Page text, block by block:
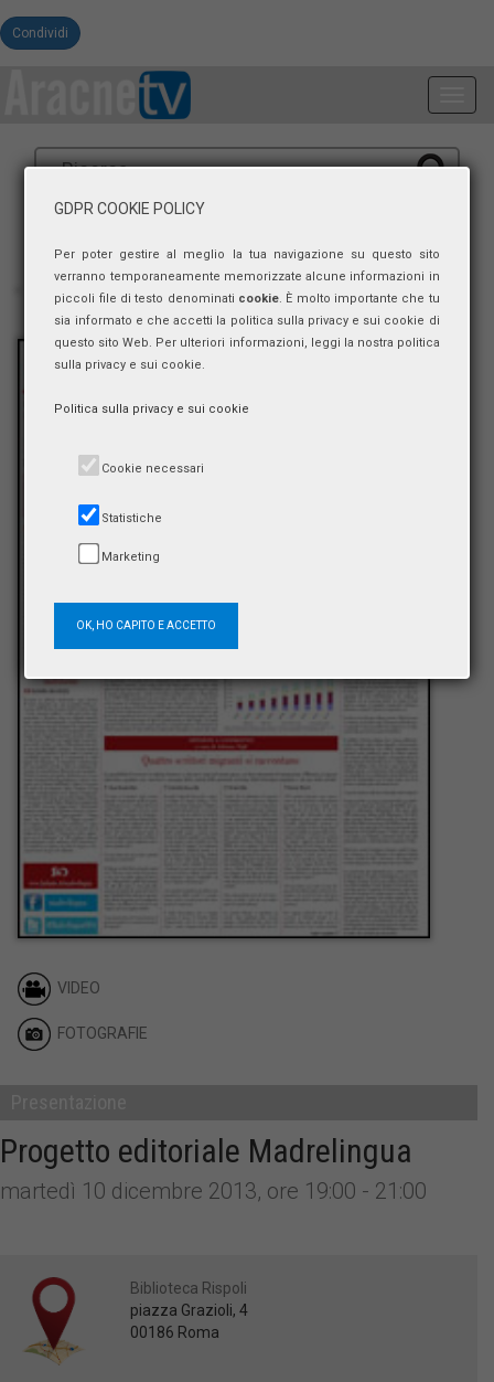
Condividi
VIDEO
FOTOGRAFIE
Progetto editoriale Madrelingua
martedì 10 dicembre 2013, ore 19:00 - 21:00
Biblioteca Rispoli
piazza Grazioli, 4
00186 Roma
GDPR COOKIE POLICY
Per poter gestire al meglio la tua navigazione su questo sito
verranno temporaneamente memorizzate alcune informazioni in
piccoli file di testo denominati cookie. È molto importante che tu
sia informato e che accetti la politica sulla privacy e sui cookie di
questo sito Web. Per ulteriori informazioni, leggi la nostra politica
sulla privacy e sui cookie.
Politica sulla privacy e sui cookie
Cookie necessari
Statistiche
Marketing
OK, HO CAPITO E ACCETTO